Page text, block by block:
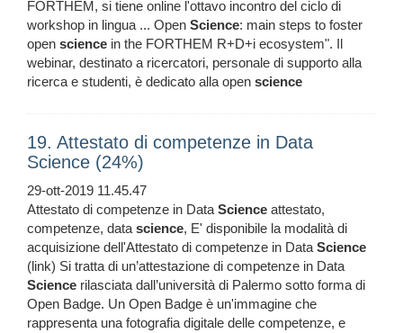
FORTHEM, si tiene online l'ottavo incontro del ciclo di
workshop in lingua ... Open Science: main steps to foster
open science in the FORTHEM R+D+i ecosystem". Il
webinar, destinato a ricercatori, personale di supporto alla
ricerca e studenti, è dedicato alla open science
19. Attestato di competenze in Data
Science (24%)
29-ott-2019 11.45.47
Attestato di competenze in DataScience attestato,
competenze, datascience, E' disponibile la modalità di
acquisizione dell'Attestato di competenze in DataScience
(link) Si tratta di un’attestazione di competenze in Data
Science rilasciata dall’università di Palermo sotto forma di
Open Badge. Un Open Badge è un'immagine che
rappresenta una fotografia digitale delle competenze, e